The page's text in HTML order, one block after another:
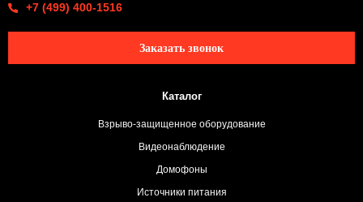
+7 (499) 400-1516
Заказать звонок
Каталог
Взрыво-защищенное оборудование
Видеонаблюдение
Домофоны
Источники питания